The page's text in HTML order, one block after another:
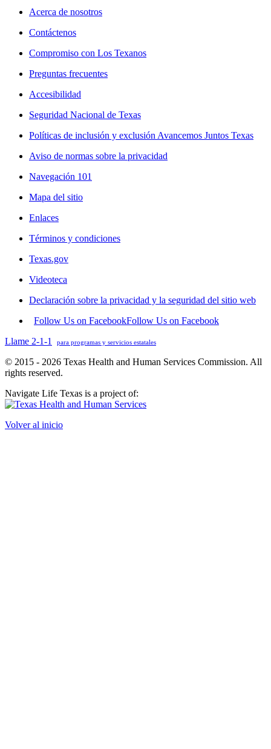
Acerca de nosotros
Contáctenos
Compromiso con Los Texanos
Preguntas frecuentes
Accesibilidad
Seguridad Nacional de Texas
Políticas de inclusión y exclusión Avancemos Juntos Texas
Aviso de normas sobre la privacidad
Navegación 101
Mapa del sitio
Enlaces
Términos y condiciones
Texas.gov
Videoteca
Declaración sobre la privacidad y la seguridad del sitio web
Follow Us on FacebookFollow Us on Facebook
Llame 2-1-1
para programas y servicios estatales
© 2015 - 2026 Texas Health and Human Services Commission. All
rights reserved.
Navigate Life Texas is a project of:
Volver al inicio